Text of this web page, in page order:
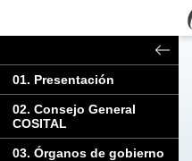
01. Presentación
02. Consejo General
COSITAL
03. Órganos de gobierno